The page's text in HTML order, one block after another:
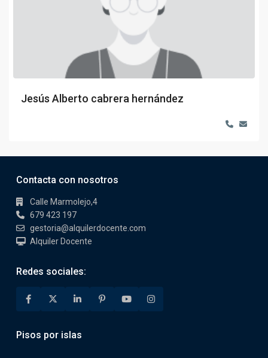
Jesús Alberto cabrera hernández
Contacta con nosotros
Calle Marmolejo,4
679 423 197
gestoria@alquilerdocente.com
Alquiler Docente
Redes sociales:
Pisos por islas